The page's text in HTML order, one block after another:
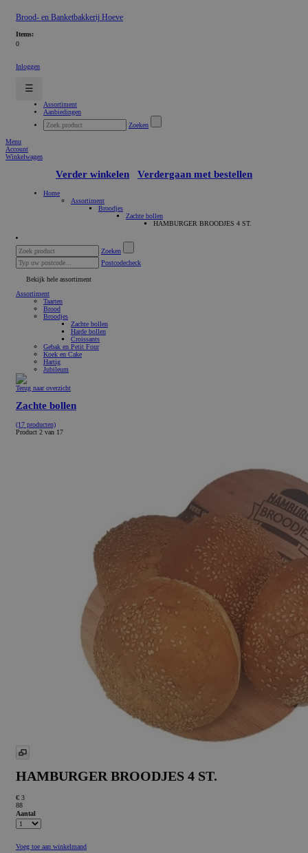
Brood- en Banketbakkerij Hoeve
Items:
0
Inloggen
☰
Assortiment
Aanbiedingen
Zoeken
Menu
Account
Winkelwagen
Verder winkelen Verdergaan met bestellen
Home
Assortiment
Broodjes
Zachte bollen
HAMBURGER BROODJES 4 ST.
Zoeken
Postcodecheck
Bekijk hele assortiment
Assortiment
Taarten
Brood
Broodjes
Zachte bollen
Harde bollen
Croissants
Gebak en Petit Four
Koek en Cake
Hartig
Jubileum
Terug naar overzicht
Zachte bollen
(17 producten)
Product 2 van 17
HAMBURGER BROODJES 4 ST.
€ 3
88
Aantal
Voeg toe aan winkelmand